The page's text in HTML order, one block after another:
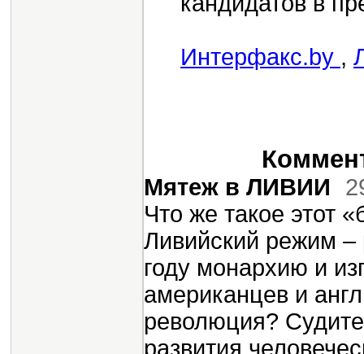
Интерфакс.by ,
Мятеж в ЛИВИИ
Что же такое этот
Ливийский режим
году монархию и
американцев и
революция?
развития